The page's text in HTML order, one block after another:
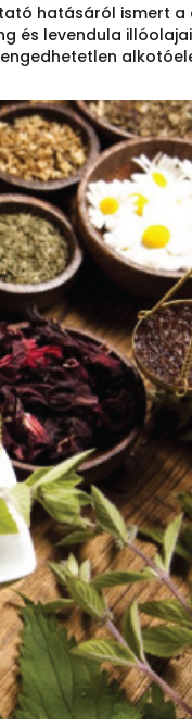
hatásáról ismert a
és levendula